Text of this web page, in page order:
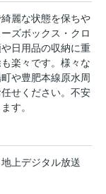
麗な状態を保ちや
ズボックス・クロ
日用品の収納に重
楽々です。様々な
や豊肥本線原水周
せください。不安
す。
地上デジタル放送